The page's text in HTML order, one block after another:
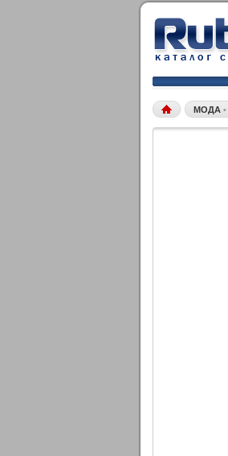
МОДА •